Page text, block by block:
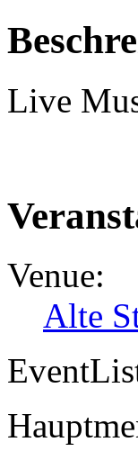
Live
Venue:
Alte